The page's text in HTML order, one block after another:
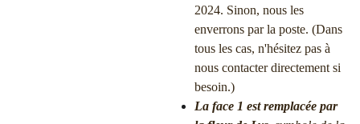
2024. Sinon, nous les
enverrons par la poste. (Dans
tous les cas, n'hésitez pas à
nous contacter directement si
besoin.)
La face 1 est remplacée par